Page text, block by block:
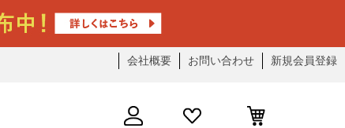
会社概要 お問い合わせ 新規会員登録